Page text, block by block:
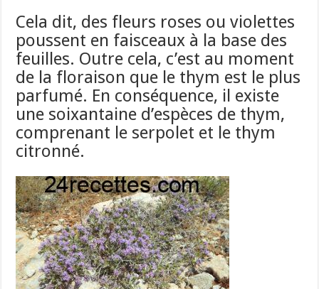
Cela dit, des fleurs roses ou violettes
poussent en faisceaux à la base des
feuilles. Outre cela, c’est au moment
de la floraison que le thym est le plus
parfumé. En conséquence, il existe
une soixantaine d’espèces de thym,
comprenant le serpolet et le thym
citronné.